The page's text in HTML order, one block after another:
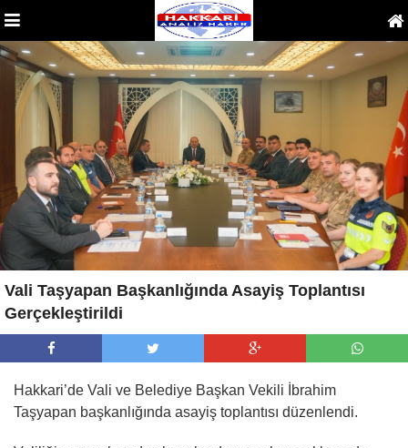
Vali Taşyapan Başkanlığında Asayiş Toplantısı
Gerçekleştirildi
Hakkari’de Vali ve Belediye Başkan Vekili İbrahim
Taşyapan başkanlığında asayiş toplantısı düzenlendi.